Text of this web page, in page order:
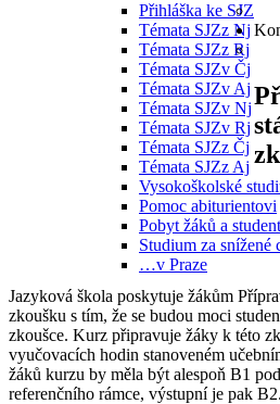
Přihláška ke SJZ
Témata SJZz Nj
Témata SJZz Rj
Témata SJZv Čj
Témata SJZv Aj
Témata SJZv Nj
Témata SJZv Rj
Témata SJZz Čj
Témata SJZz Aj
Vysokoškolské
Pomoc abiturientovi
Pobyt žáků a
Studium za snížené
…v Praze
Jazyková škola poskytuje žákům
zkoušku s tím, že se budou moci
zkoušce. Kurz připravuje žáky k této
vyučovacích hodin stanoveném
žáků kurzu by měla být alespoň B1
referenčního rámce, výstupní je pak B2.